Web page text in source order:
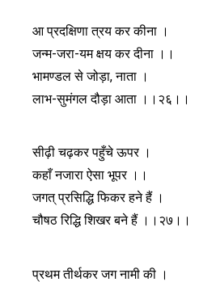
आ प्रदक्षिणा त्रय कर कीना ।
जन्म-जरा-यम क्षय कर दीना ।।
भामण्डल से जोड़ा, नाता ।
लाभ-सुमंगल दौड़ा आता ।।२६।।
सीढ़ी चढ़कर पहुँचे ऊपर ।
कहाँ नजारा ऐसा भूपर ।।
जगत् प्रसिद्धि फिकर हने हैं ।
चौषठ रिद्धि शिखर बने हैं ।।२७।।
प्रथम तीर्थकर जग नामी की ।